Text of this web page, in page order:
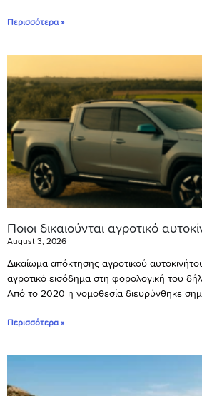
Περισσότερα »
Ποιοι δικαιούνται αγροτικό
August 3, 2026
Δικαίωμα απόκτησης αγροτικού
αγροτικό εισόδημα στη φορολογική του
Από το 2020 η νομοθεσία διευρύνθηκε
Περισσότερα »